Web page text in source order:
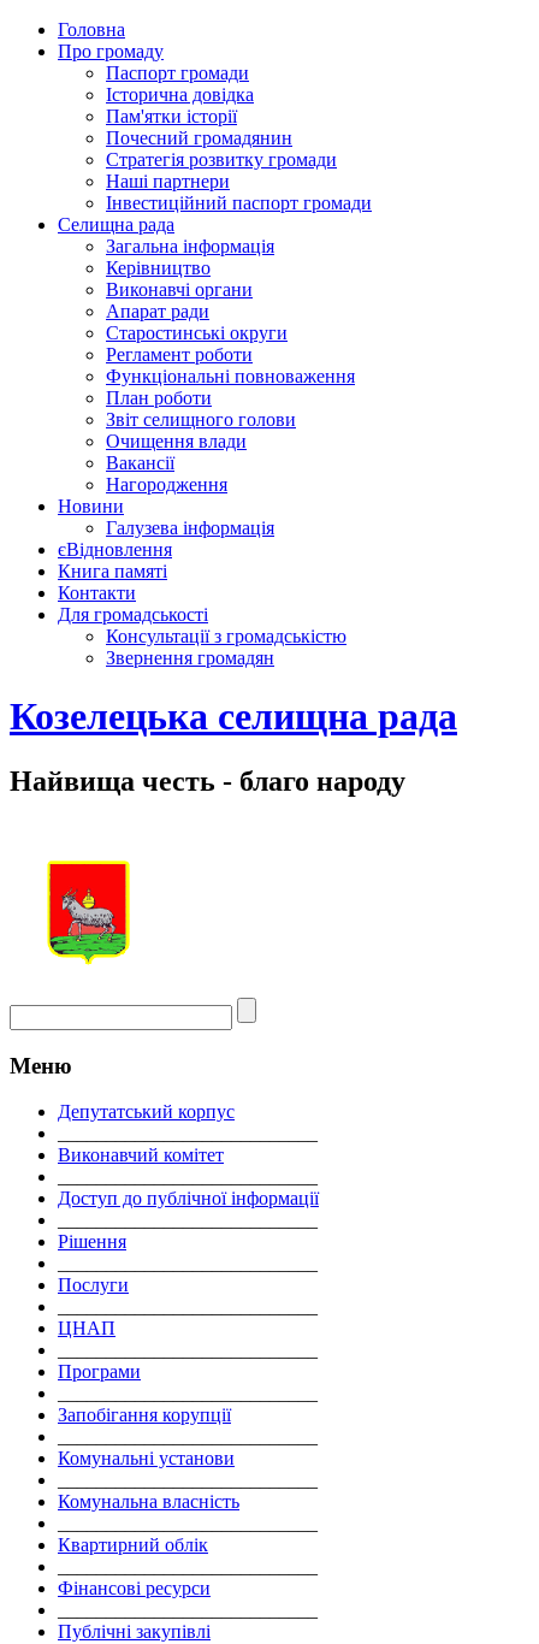
Головна
Про громаду
Паспорт громади
Історична довідка
Пам'ятки історії
Почесний громадянин
Стратегія розвитку громади
Наші партнери
Інвестиційний паспорт громади
Селищна рада
Загальна інформація
Керівництво
Виконавчі органи
Апарат ради
Старостинські округи
Регламент роботи
Функціональні повноваження
План роботи
Звіт селищного голови
Очищення влади
Вакансії
Нагородження
Новини
Галузева інформація
єВідновлення
Книга памяті
Контакти
Для громадськості
Консультації з громадськістю
Звернення громадян
Козелецька селищна рада
Найвища честь - благо народу
Меню
Депутатський корпус
Виконавчий комітет
Доступ до публічної інформації
Рішення
Послуги
ЦНАП
Програми
Запобігання корупції
Комунальні установи
Комунальна власність
Квартирний облік
Фінансові ресурси
Публічні закупівлі